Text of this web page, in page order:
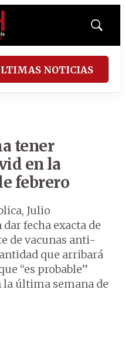
Mostrar
NOTICIAS
tener
en la
febrero
Julio
fecha exacta de
de vacunas anti-
que arribará
“es probable”
la última semana de